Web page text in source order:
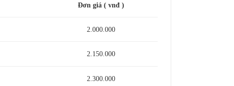
Đơn giá ( vnđ )
2.000.000
2.150.000
2.300.000